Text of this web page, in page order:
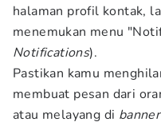
halaman profil kontak,
menemukan menu
Notifications).
Pastikan kamu
membuat pesan dari
atau melayang di banner